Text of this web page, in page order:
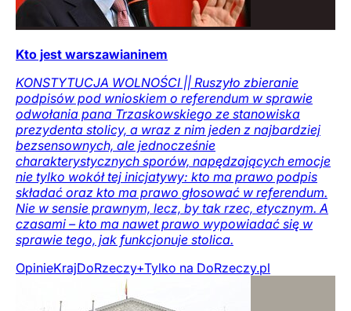
Kto jest warszawianinem
KONSTYTUCJA WOLNOŚCI || Ruszyło zbieranie
podpisów pod wnioskiem o referendum w sprawie
odwołania pana Trzaskowskiego ze stanowiska
prezydenta stolicy, a wraz z nim jeden z najbardziej
bezsensownych, ale jednocześnie
charakterystycznych sporów, napędzających emocje
nie tylko wokół tej inicjatywy: kto ma prawo podpis
składać oraz kto ma prawo głosować w referendum.
Nie w sensie prawnym, lecz, by tak rzec, etycznym. A
czasami – kto ma nawet prawo wypowiadać się w
sprawie tego, jak funkcjonuje stolica.
OpinieKrajDoRzeczy+Tylko na DoRzeczy.pl